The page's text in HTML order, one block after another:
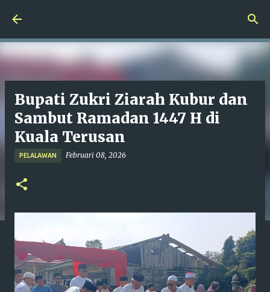
Bupati Zukri Ziarah Kubur dan
Sambut Ramadan 1447 H di
Kuala Terusan
PELALAWAN Februari 08, 2026